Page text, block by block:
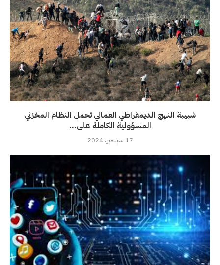
شبيبة النهج الديمقراطي العمالي تحمل النظام المخزني
المسؤولية الكاملة على...
17 سبتمبر، 2024